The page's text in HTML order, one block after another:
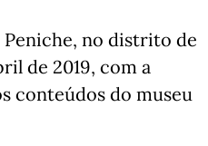
Peniche, no distrito de
de 2019, com a
conteúdos do museu